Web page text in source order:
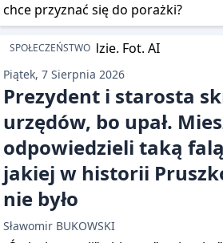
chce przyznać się do porażki?
SPOŁECZEŃSTWO
Piątek, 7 Sierpnia 2026
Prezydent i starosta
urzędów, bo upał.
odpowiedzieli taką
jakiej w historii
nie było
Sławomir BUKOWSKI